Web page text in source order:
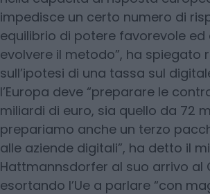
questione dei servizi e quella
essere sollevate oggi”, ha
francese, Laurent Saint-Martin.
nella capacità di risposta
impedisce un certo numero di
equilibrio di potere favorevole
evolvere il metodo”, ha
sull’ipotesi di una tassa sul
l’Europa deve “preparare le
miliardi di euro, sia quello da 72